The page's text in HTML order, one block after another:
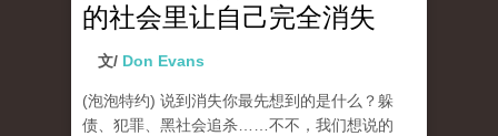
的社会里让自己完全消失
文/ Don Evans
(泡泡特约) 说到消失你最先想到的是什么？躲
债、犯罪、黑社会追杀……不不，我们想说的